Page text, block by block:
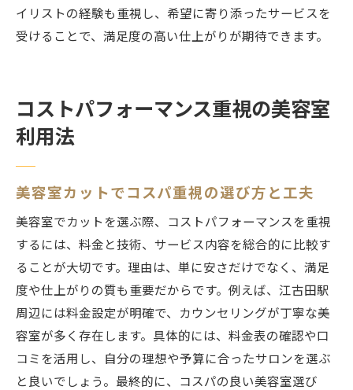
イリストの経験も重視し、希望に寄り添ったサービスを
受けることで、満足度の高い仕上がりが期待できます。
コストパフォーマンス重視の美容室
利用法
美容室カットでコスパ重視の選び方と工夫
美容室でカットを選ぶ際、コストパフォーマンスを重視
するには、料金と技術、サービス内容を総合的に比較す
ることが大切です。理由は、単に安さだけでなく、満足
度や仕上がりの質も重要だからです。例えば、江古田駅
周辺には料金設定が明確で、カウンセリングが丁寧な美
容室が多く存在します。具体的には、料金表の確認や口
コミを活用し、自分の理想や予算に合ったサロンを選ぶ
と良いでしょう。最終的に、コスパの良い美容室選び